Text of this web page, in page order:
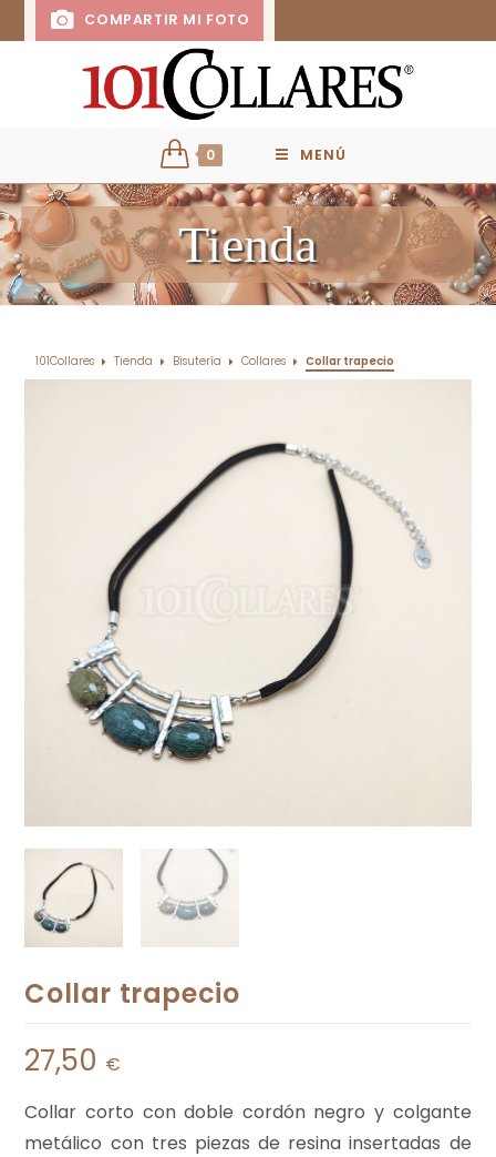
COMPARTIR MI FOTO
0 MENÚ
Tienda
101Collares Tienda Bisutería Collares Collar trapecio
Collar trapecio
27,50 €
Collar corto con doble cordón negro y colgante
metálico con tres piezas de resina insertadas de